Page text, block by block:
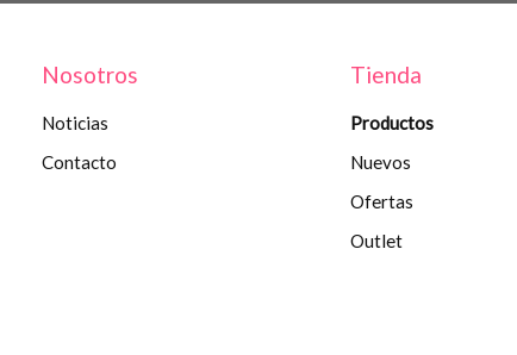
Nosotros
Noticias
Contacto
Tienda
Productos
Nuevos
Ofertas
Outlet